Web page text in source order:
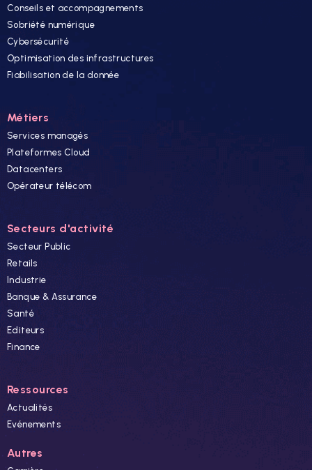
Conseils et accompagnements
Sobriété numérique
Cybersécurité
Optimisation des infrastructures
Fiabilisation de la donnée
Métiers
Services managés
Plateformes Cloud
Datacenters
Opérateur télécom
Secteurs d'activité
Secteur Public
Retails
Industrie
Banque & Assurance
Santé
Editeurs
Finance
Ressources
Actualités
Evénements
Autres